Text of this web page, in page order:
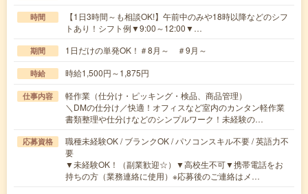
時間
【1日3時間～も相談OK!】午前中のみや18時以降などのシフ
トあり！シフト例▼9:00～12:00▼…
期間 1日だけの単発OK！＃8月～ ＃9月～
時給 時給1,500円～1,875円
仕事内容
軽作業（仕分け・ピッキング・検品、商品管理）
＼DMの仕分け／快適！オフィスなど室内のカンタン軽作業
書類整理や仕分けなどのシンプルワーク！未経験の…
応募資格
職種未経験OK / ブランクOK / パソコンスキル不要 / 英語力不
要
▼未経験OK！（副業歓迎☆）▼高校生不可▼携帯電話をお
持ちの方（業務連絡に使用）※応募後のご連絡はメ…